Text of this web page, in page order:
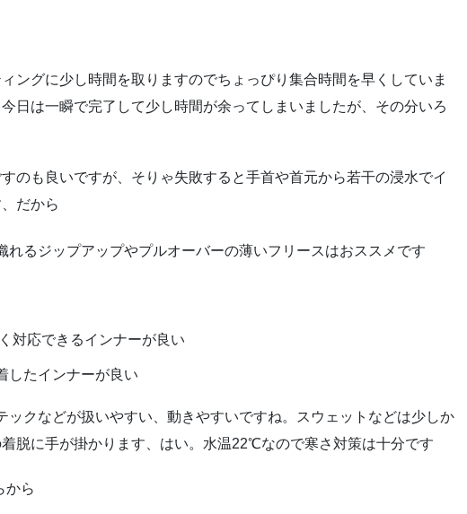
ングに少し時間を取りますのでちょっぴり集合時間を早くしていま
日は一瞬で完了して少し時間が余ってしまいましたが、その分いろ
のも良いですが、そりゃ失敗すると手首や首元から若干の浸水でイ
だから
れるジップアップやプルオーバーの薄いフリースはおススメです
対応できるインナーが良い
したインナーが良い
ックなどが扱いやすい、動きやすいですね。スウェットなどは少しか
脱に手が掛かります、はい。水温22℃なので寒さ対策は十分です
から